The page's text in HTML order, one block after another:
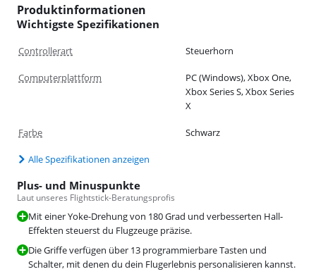
Produktinformationen
Wichtigste Spezifikationen
Controllerart Steuerhorn
Computerplattform
PC (Windows), Xbox One,
Xbox Series S, Xbox Series
X
Farbe Schwarz
Alle Spezifikationen anzeigen
Plus- und Minuspunkte
Laut unseres Flightstick-Beratungsprofis
Mit einer Yoke-Drehung von 180 Grad und verbesserten Hall-
Effekten steuerst du Flugzeuge präzise.
Die Griffe verfügen über 13 programmierbare Tasten und
Schalter, mit denen du dein Flugerlebnis personalisieren kannst.